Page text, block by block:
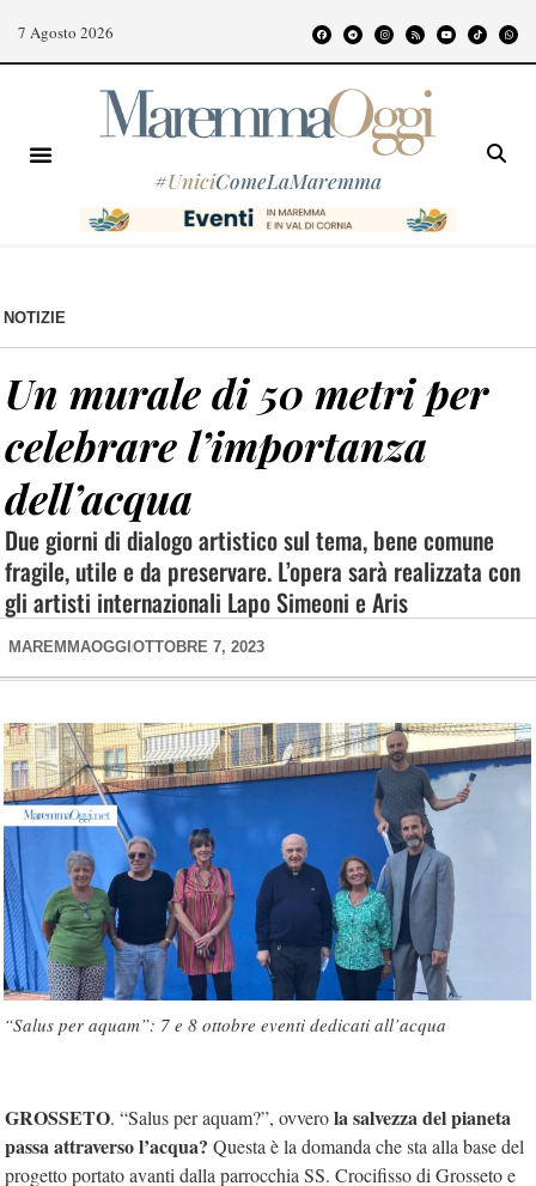
7 Agosto 2026
#UniciComeLaMaremma
NOTIZIE
Un murale di 50 metri per
celebrare l’importanza
dell’acqua
Due giorni di dialogo artistico sul tema, bene comune
fragile, utile e da preservare. L’opera sarà realizzata con
gli artisti internazionali Lapo Simeoni e Aris
MAREMMAOGGI OTTOBRE 7, 2023
“Salus per aquam”: 7 e 8 ottobre eventi dedicati all’acqua
GROSSETO. “Salus per aquam?”, ovverola salvezza del pianeta
passa attraverso l’acqua? Questa è la domanda che sta alla base del
progetto portato avanti dalla parrocchia SS. Crocifisso di Grosseto e